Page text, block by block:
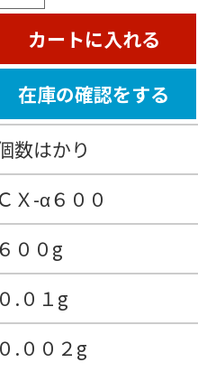
カートに入れる
在庫の確認をする
数はかり
ＣＸ-α６００
６００g
０.０１g
０.００２g